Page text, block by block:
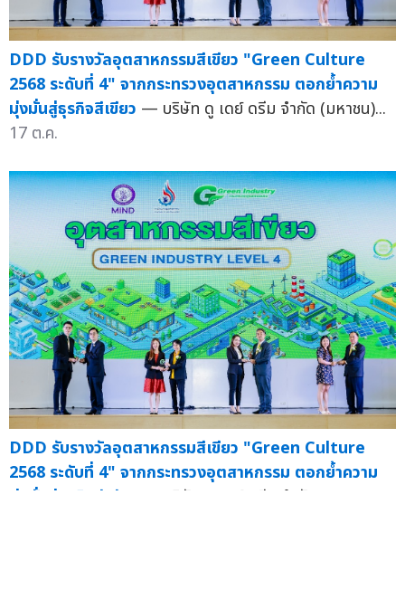
DDD รับรางวัลอุตสาหกรรมสีเขียว "Green Culture
2568 ระดับที่ 4" จากกระทรวงอุตสาหกรรม ตอกย้ำความ
มุ่งมั่นสู่ธุรกิจสีเขียว — บริษัท ดู เดย์ ดรีม จำกัด (มหาชน)...
17 ต.ค.
DDD รับรางวัลอุตสาหกรรมสีเขียว "Green Culture
2568 ระดับที่ 4" จากกระทรวงอุตสาหกรรม ตอกย้ำความ
มุ่งมั่นสู่ธุรกิจสีเขียว
— บริษัท ดู เดย์ ดรีม จำกัด (มหาชน)...